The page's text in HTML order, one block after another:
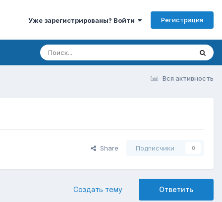
Уже зарегистрированы? Войти Регистрация
Вся активность
Share Подписчики 0
Ответить
Создать тему